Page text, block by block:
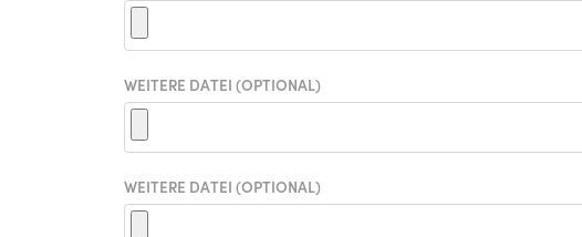
WEITERE DATEI (OPTIONAL)
WEITERE DATEI (OPTIONAL)